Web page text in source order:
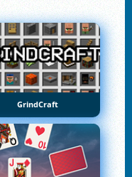
GrindCraft